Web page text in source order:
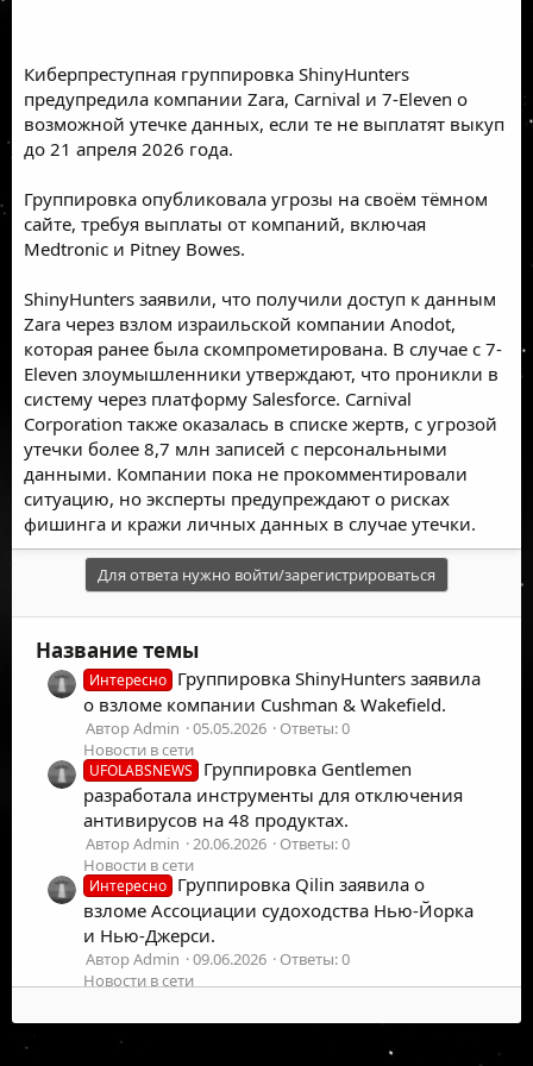
Киберпреступная группировка ShinyHunters
предупредила компании Zara, Carnival и 7-Eleven о
возможной утечке данных, если те не выплатят выкуп
до 21 апреля 2026 года.
Группировка опубликовала угрозы на своём тёмном
сайте, требуя выплаты от компаний, включая
Medtronic и Pitney Bowes.
ShinyHunters заявили, что получили доступ к данным
Zara через взлом израильской компании Anodot,
которая ранее была скомпрометирована. В случае с 7-
Eleven злоумышленники утверждают, что проникли в
систему через платформу Salesforce. Carnival
Corporation также оказалась в списке жертв, с угрозой
утечки более 8,7 млн записей с персональными
данными. Компании пока не прокомментировали
ситуацию, но эксперты предупреждают о рисках
фишинга и кражи личных данных в случае утечки.
Для ответа нужно войти/зарегистрироваться
Название темы
Интересно Группировка ShinyHunters заявила
о взломе компании Cushman & Wakefield.
Автор Admin 05.05.2026
Ответы: 0
Новости в сети
UFOLABSNEWS
Группировка Gentlemen
разработала инструменты для отключения
антивирусов на 48 продуктах.
Автор Admin 20.06.2026
Ответы: 0
Новости в сети
Интересно Группировка Qilin заявила о
взломе Ассоциации судоходства Нью-Йорка
и Нью-Джерси.
Автор Admin 09.06.2026
Ответы: 0
Новости в сети
телефонные звонки и личные визиты для
кражи данных в США.UFOLabs. Все права защищены.